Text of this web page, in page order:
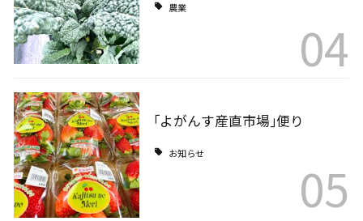
農業
04
｢よがんす産直市場｣便り
お知らせ
05